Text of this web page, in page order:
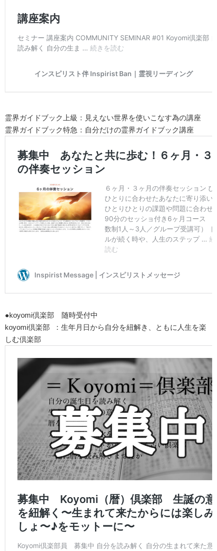
霊界ガイドブック上級：見えない世界を使いこなす為の講座
霊界ガイドブック特急：自分だけの霊界ガイドブック講座
●koyomi倶楽部 随時受付中
koyomi倶楽部 ：生年月日から自分を紐解き、ともに人生を楽
しむ倶楽部